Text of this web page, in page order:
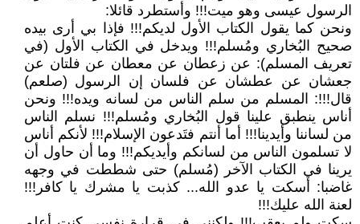
الرسول عيسى وهو ميت!!! وأستطرد قائلا:
ونحن كما يقول الكتاب الأول لديكم!!! فإذا بي أرى بيده
صحيح البُخاري ومُسلم!!! ويدخل في الكتاب الأول (في
تعريف المسلم): عن زعطان عن معطان عن فلتان عن
جعشان عن عطشان عن فلسان إن الرسول (صلعم)
قال!!!: المسلم من سلم الناس من لسانه ويده!!! ونحن
أناس ينطبق علينا قول البُخاري ومُسلم!!! نسلم الناس
من لساننا وأيدينا!!! أما أنتم فتَدعون الإسلام!!! لأنكم أناس
لا تسلمون الناس من لسانكم وأيديكم!!! وما أن حاول أن
يرينا في الكتاب الآخر (مُسلم) حتى شططت في وجهه
غاضبا: أسكت يا عدو الله... كذبت يا مشرك يا كافر!!!
لعنة الله عليك!!!